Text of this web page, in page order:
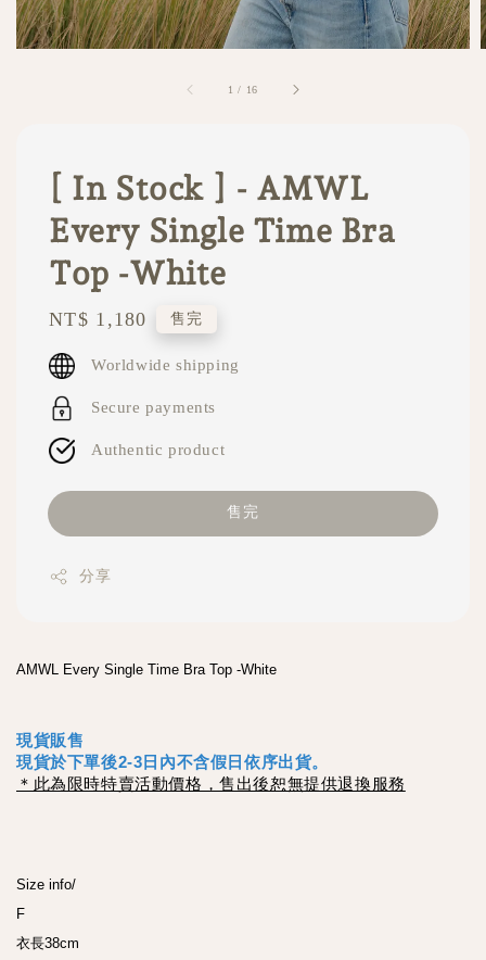
1 / 16
[ In Stock ] - AMWL
Every Single Time Bra
Top -White
Regular
price
NT$ 1,180 售完
Worldwide shipping
Secure payments
Authentic product
售完
分享
AMWL Every Single Time Bra Top -White
現貨販售
現貨於下單後2-3日內不含假日依序出貨。
＊此為限時特賣活動價格，售出後恕無提供退換服務
Size info/
F
衣長38cm